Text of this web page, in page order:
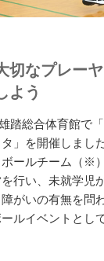
切なプレー
よう
踏総合体育館で
」を開催しまし
ボールチーム（※
行い、未就学児
がいの有無を問
ルイベントとし